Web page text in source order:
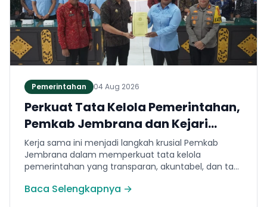
Pemerintahan 04 Aug 2026
Perkuat Tata Kelola Pemerintahan,
Pemkab Jembrana dan Kejari
Jembrana Sepakati Kerja Sama
Hukum Datun
Kerja sama ini menjadi langkah krusial Pemkab
Jembrana dalam memperkuat tata kelola
pemerintahan yang transparan, akuntabel, dan taat
mencakup tiga domain utama, yakni pemberian
Baca Selengkapnya →